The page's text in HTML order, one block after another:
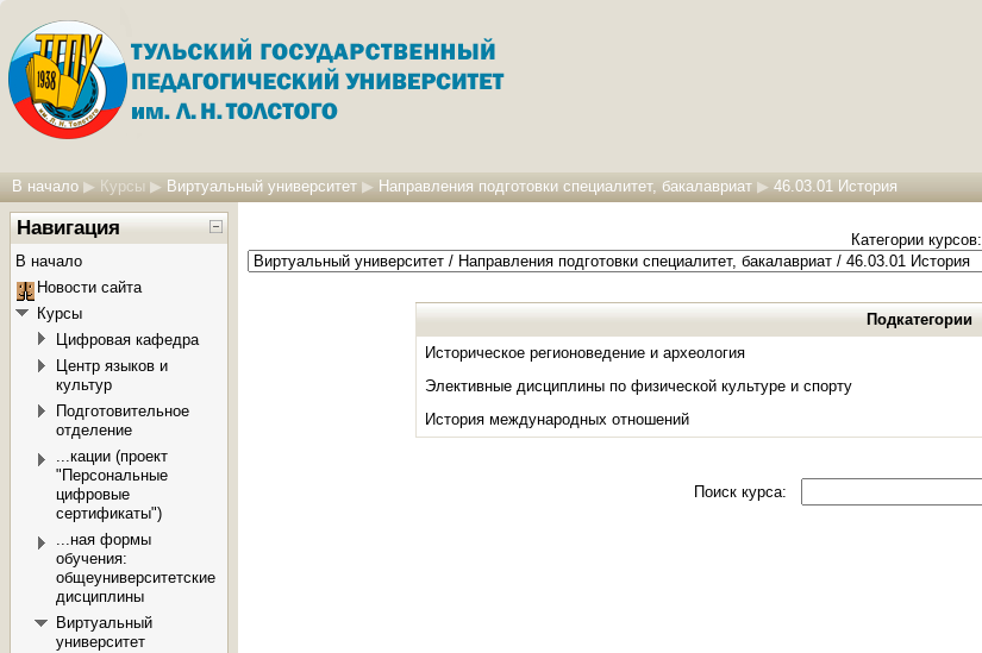
В начало ▶ Курсы ▶ Виртуальный университет ▶ Направления подготовки специалитет, бакалавриат ▶ 46.03.01 История
Категории курсов:
Подкатегории
Историческое регионоведение и археология
Элективные дисциплины по физической культуре и спорту
История международных отношений
Поиск курса:
Навигация
В начало
Новости сайта
Курсы
Цифровая кафедра
Центр языков и
культур
Подготовительное
отделение
...кации (проект
"Персональные
цифровые
сертификаты")
...ная формы
обучения:
общеуниверситетские
дисциплины
Виртуальный
университет